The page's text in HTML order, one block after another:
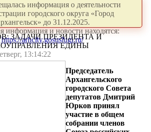
информация о деятельности
городского округа «Город
до 31.12.2025.
информация и новости находятся:
https://arhcity.gosuslugi.ru/
ЗАДАЧИ ПРЕЗИДЕНТА И
ЕДИНЫ
13:14:22
Председатель
Архангельского
городского Совета
депутатов Дмитрий
Юрков принял
участие в общем
собрании членов